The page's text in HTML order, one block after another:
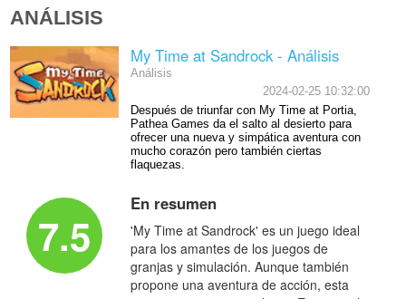
ANÁLISIS
My Time at Sandrock - Análisis
Análisis
2024-02-25 10:32:00
Después de triunfar con My Time at Portia,
Pathea Games da el salto al desierto para
ofrecer una nueva y simpática aventura con
mucho corazón pero también ciertas
flaquezas.
7.5
En resumen
'My Time at Sandrock' es un juego ideal
para los amantes de los juegos de
granjas y simulación. Aunque también
propone una aventura de acción, esta